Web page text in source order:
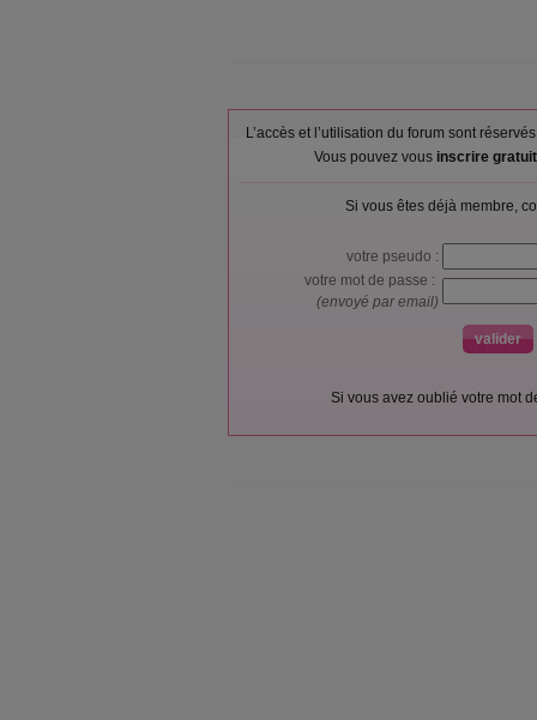
L’accès et l’utilisation du forum sont
Vous pouvez vous inscrire
Si vous êtes déjà membre,
votre pseudo :
votre mot de passe :
(envoyé par email)
Si vous avez oublié votre mot